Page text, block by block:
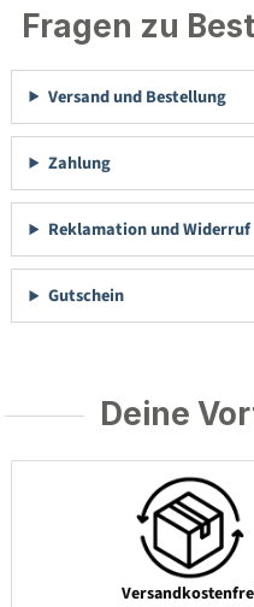
Fragen zu
Versand und Bestellung
Zahlung
Reklamation und Widerruf
Gutschein
Deine